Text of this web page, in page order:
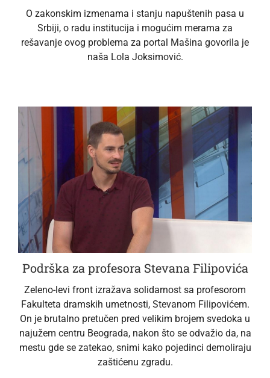
O zakonskim izmenama i stanju napuštenih pasa u
Srbiji, o radu institucija i mogućim merama za
rešavanje ovog problema za portal Mašina govorila je
naša Lola Joksimović.
Podrška za profesora Stevana Filipovića
Zeleno-levi front izražava solidarnost sa profesorom
Fakulteta dramskih umetnosti, Stevanom Filipovićem.
On je brutalno pretučen pred velikim brojem svedoka u
najužem centru Beograda, nakon što se odvažio da, na
mestu gde se zatekao, snimi kako pojedinci demoliraju
zaštićenu zgradu.